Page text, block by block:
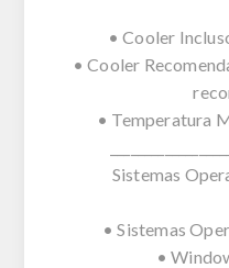
• Cooler
• Cooler
• Temperatura
Sistemas
• Sistemas
•